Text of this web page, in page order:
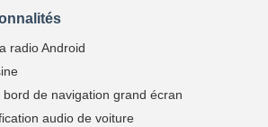
radio Android
de navigation grand écran
audio de voiture